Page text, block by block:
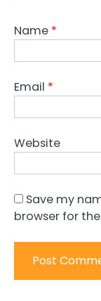
Name *
Email *
Website
Save my
browser for